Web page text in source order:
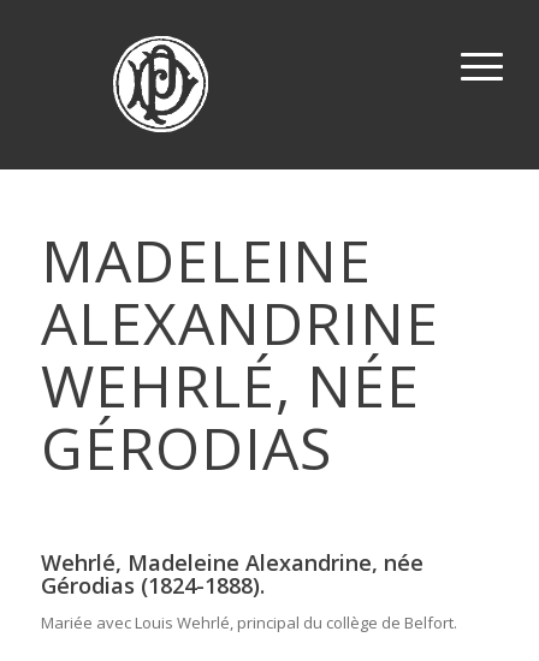
MADELEINE
ALEXANDRINE
WEHRLÉ, NÉE
GÉRODIAS
Wehrlé, Madeleine Alexandrine, née
Gérodias (1824-1888).
Mariée avec Louis Wehrlé, principal du collège de Belfort.